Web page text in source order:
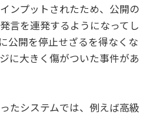
ンプットされたため、公開の
言を連発するようになってし
公開を停止せざるを得なくな
に大きく傷がついた事件があ
たシステムでは、例えば高級